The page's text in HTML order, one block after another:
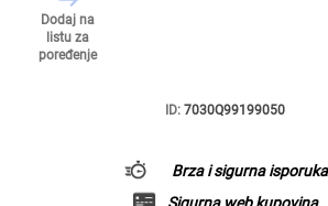
Dodaj na
listu za
poređenje
ID: 7030Q99199050
Brza i sigurna isporuka
Sigurna web kupovina